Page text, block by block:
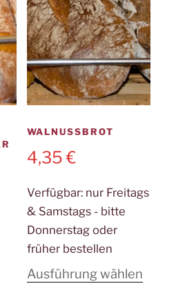
der
Produktseite
gewählt
werden
WALNUSSBROT
4,35€
Verfügbar: nur Freitags
& Samstags - bitte
Donnerstag oder
früher bestellen
Ausführung wählen